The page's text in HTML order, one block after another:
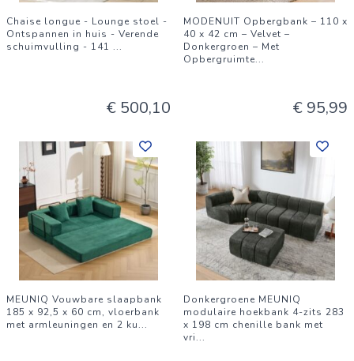
Chaise longue - Lounge stoel -
Ontspannen in huis - Verende
schuimvulling - 141 ...
€ 500,10
MODENUIT Opbergbank – 110 x
40 x 42 cm – Velvet –
Donkergroen – Met
Opbergruimte...
€ 95,99
MEUNIQ Vouwbare slaapbank
185 x 92,5 x 60 cm, vloerbank
met armleuningen en 2 ku...
Donkergroene MEUNIQ
modulaire hoekbank 4-zits 283
x 198 cm chenille bank met
vri...